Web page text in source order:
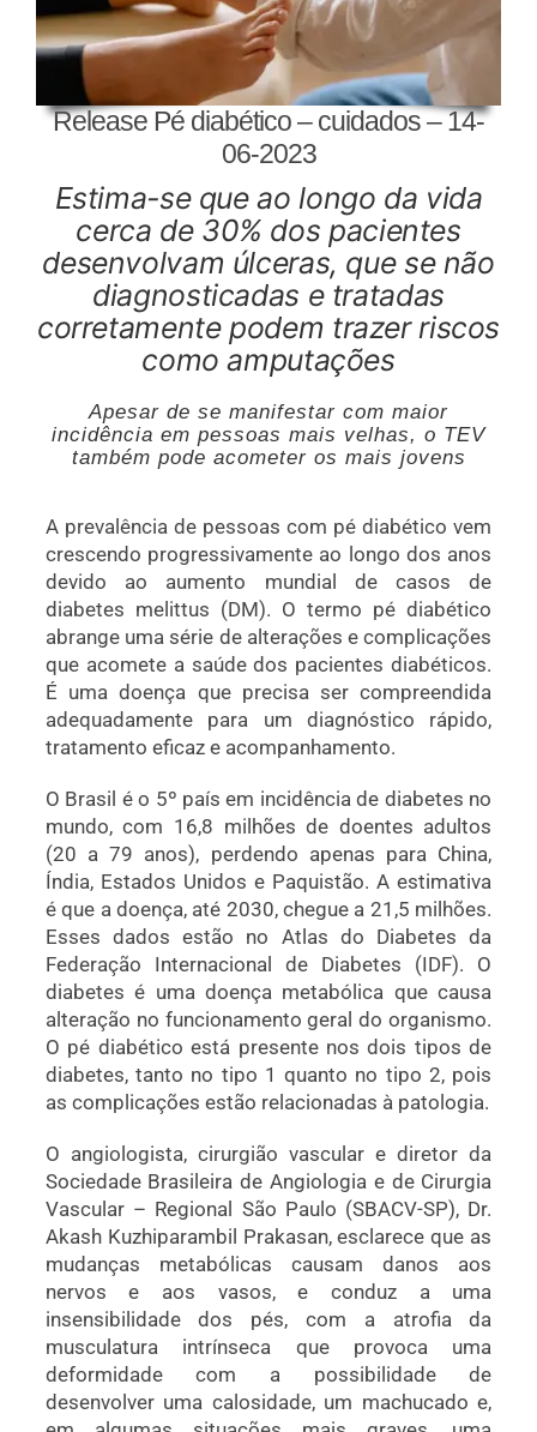
Release Pé diabético – cuidados – 14-
06-2023
Estima-se que ao longo da vida
cerca de 30% dos pacientes
desenvolvam úlceras, que se não
diagnosticadas e tratadas
corretamente podem trazer riscos
como amputações
Apesar de se manifestar com maior
incidência em pessoas mais velhas, o TEV
também pode acometer os mais jovens
A prevalência de pessoas com pé diabético vem
crescendo progressivamente ao longo dos anos
devido ao aumento mundial de casos de
diabetes melittus (DM). O termo pé diabético
abrange uma série de alterações e complicações
que acomete a saúde dos pacientes diabéticos.
É uma doença que precisa ser compreendida
adequadamente para um diagnóstico rápido,
tratamento eficaz e acompanhamento.
O Brasil é o 5º país em incidência de diabetes no
mundo, com 16,8 milhões de doentes adultos
(20 a 79 anos), perdendo apenas para China,
Índia, Estados Unidos e Paquistão. A estimativa
é que a doença, até 2030, chegue a 21,5 milhões.
Esses dados estão no Atlas do Diabetes da
Federação Internacional de Diabetes (IDF). O
diabetes é uma doença metabólica que causa
alteração no funcionamento geral do organismo.
O pé diabético está presente nos dois tipos de
diabetes, tanto no tipo 1 quanto no tipo 2, pois
as complicações estão relacionadas à patologia.
O angiologista, cirurgião vascular e diretor da
Sociedade Brasileira de Angiologia e de Cirurgia
Vascular – Regional São Paulo (SBACV-SP), Dr.
Akash Kuzhiparambil Prakasan, esclarece que as
mudanças metabólicas causam danos aos
nervos e aos vasos, e conduz a uma
insensibilidade dos pés, com a atrofia da
musculatura intrínseca que provoca uma
deformidade com a possibilidade de
desenvolver uma calosidade, um machucado e,